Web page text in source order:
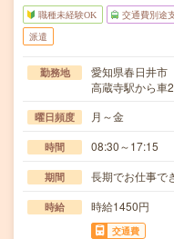
職種未経験OK 交通費別途
派遣
勤務地
愛知県春日井市
高蔵寺駅から車
曜日頻度 月～金
時間 08:30～17:15
期間 長期でお仕事で
時給 時給1450円
交通費